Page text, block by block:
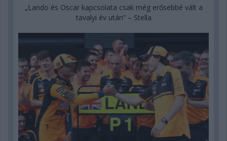
„Lando és Oscar kapcsolata csak még erősebbé vált a
tavalyi év után” – Stella